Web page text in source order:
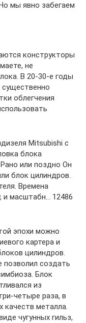
мы явно забегаем
конструкторы
не
В 20-30-е годы
облегчения
Mitsubishi с
блока
или поздно Он
блок цилиндров.
Времена
и масштабн… 12486
эпохи можно
картера и
цилиндров.
позволил создать
Блок
из
четыре раза, в
качеств металла.
чугунных гильз,